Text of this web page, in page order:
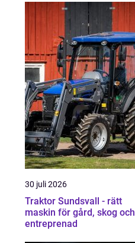
30 juli 2026
Traktor Sundsvall - rätt
maskin för gård, skog och
entreprenad